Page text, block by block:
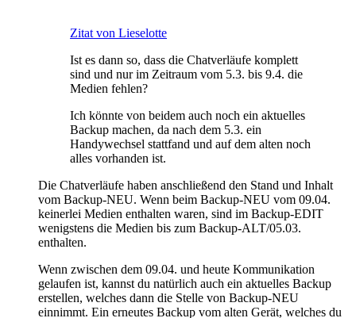
Zitat von Lieselotte
Ist es dann so, dass die Chatverläufe komplett
sind und nur im Zeitraum vom 5.3. bis 9.4. die
Medien fehlen?
Ich könnte von beidem auch noch ein aktuelles
Backup machen, da nach dem 5.3. ein
Handywechsel stattfand und auf dem alten noch
alles vorhanden ist.
Die Chatverläufe haben anschließend den Stand und Inhalt
vom Backup-NEU. Wenn beim Backup-NEU vom 09.04.
keinerlei Medien enthalten waren, sind im Backup-EDIT
wenigstens die Medien bis zum Backup-ALT/05.03.
enthalten.
Wenn zwischen dem 09.04. und heute Kommunikation
gelaufen ist, kannst du natürlich auch ein aktuelles Backup
erstellen, welches dann die Stelle von Backup-NEU
einnimmt. Ein erneutes Backup vom alten Gerät, welches du